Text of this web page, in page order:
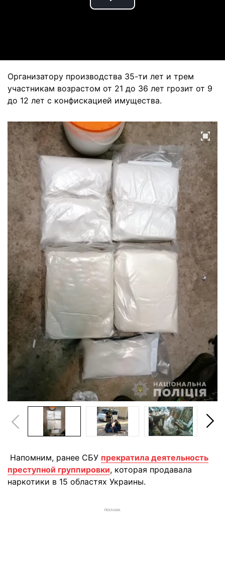
Play
Организатору производства 35-ти лет и трем
участникам возрастом от 21 до 36 лет грозит от 9
до 12 лет с конфискацией имущества.
Напомним, ранее СБУ прекратила деятельность
преступной группировки, которая продавала
наркотики в 15 областях Украины.
РЕКЛАМА